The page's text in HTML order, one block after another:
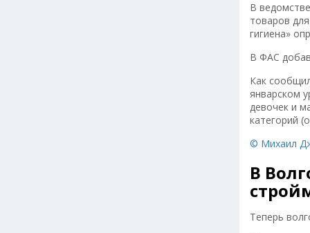
В
товаров
гигиена»
В ФАС
Как
январском
девочек и
категорий
© Михаил
В
Теперь